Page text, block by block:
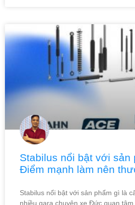
Stabilus nổi bật với sản
Điểm mạnh làm nên
Stabilus nổi bật với sản phẩm gì là
nhiều gara chuyên xe Đức quan